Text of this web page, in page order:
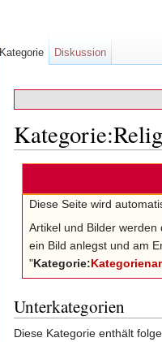
Diese Seite wird
Artikel und Bilder
ein Bild anlegst und am
"Kategorie:
Unterkategorien
Diese Kategorie enthält
Kategorie Diskussion